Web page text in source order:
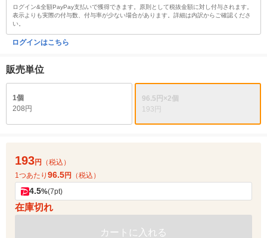
ログイン&全額PayPay支払いで獲得できます。原則として税抜金額に対し付与されます。
表示よりも実際の付与数、付与率が少ない場合があります。詳細は内訳からご確認くださ
い。
ログインはこちら
販売単位
1個
208円
96.5円×2個
193円
193円
（税込）
1つあたり 96.5円 （税込）
4.5%(7pt)
在庫切れ
カートに入れる